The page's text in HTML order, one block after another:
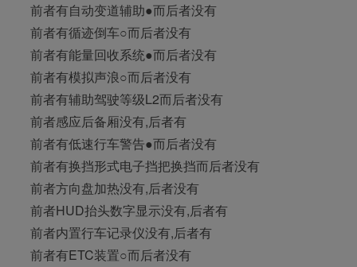
前者有自动变道辅助●而后者没有
前者有循迹倒车○而后者没有
前者有能量回收系统●而后者没有
前者有模拟声浪○而后者没有
前者有辅助驾驶等级L2而后者没有
前者感应后备厢没有,后者有
前者有低速行车警告●而后者没有
前者有换挡形式电子挡把换挡而后者没有
前者方向盘加热没有,后者没有
前者HUD抬头数字显示没有,后者有
前者内置行车记录仪没有,后者有
前者有ETC装置○而后者没有